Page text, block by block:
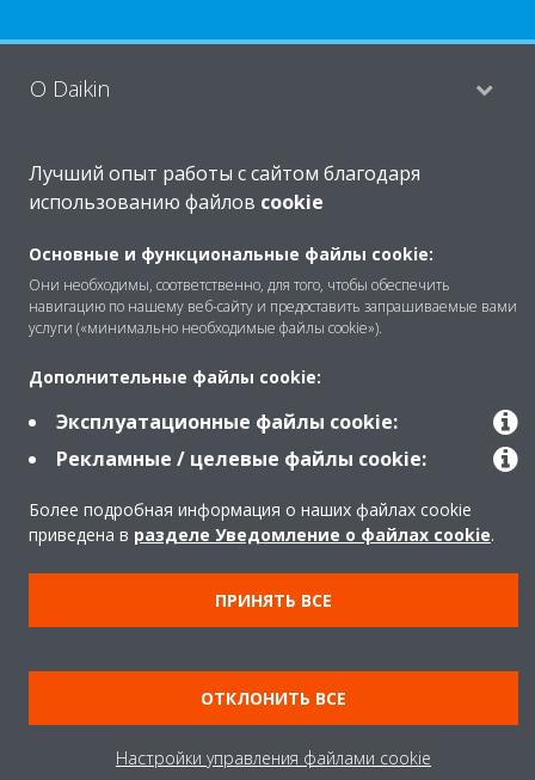
O Daikin
Решения
Помощь
Copyright © Daikin
Конфиденциальность данных
Корпоративная этика
Лучший опыт работы с сайтом благодаря
использованию файлов cookie
Основные и функциональные файлы cookie:
Они необходимы, соответственно, для того, чтобы обеспечить
навигацию по нашему веб-сайту и предоставить запрашиваемые вами
услуги («минимально необходимые файлы cookie»).
Дополнительные файлы cookie:
Эксплуатационные файлы cookie:
Рекламные / целевые файлы cookie:
Более подробная информация о наших файлах cookie
приведена в разделе Уведомление о файлах cookie.
ПРИНЯТЬ ВСЕ
ОТКЛОНИТЬ ВСЕ
Настройки управления файлами cookie